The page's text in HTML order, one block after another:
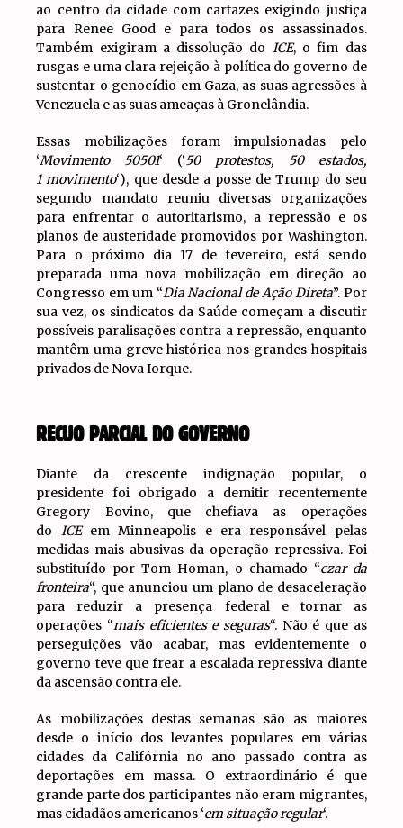
ao centro da cidade com cartazes exigindo justiça
para Renee Good e para todos os assassinados.
Também exigiram a dissolução do
ICE, o fim das
rusgas e uma clara rejeição à política do governo de
sustentar o genocídio em Gaza, as suas agressões à
Venezuela e as suas ameaças à Gronelândia.
Essas mobilizações foram impulsionadas pelo
‘Movimento 50501‘ (‘50 protestos, 50 estados,
1 movimento‘), que desde a posse de Trump do seu
segundo mandato reuniu diversas organizações
para enfrentar o autoritarismo, a repressão e os
planos de austeridade promovidos por Washington.
Para o próximo dia 17 de fevereiro, está sendo
preparada uma nova mobilização em direção ao
Congresso em um “Dia Nacional de Ação Direta”. Por
sua vez, os sindicatos da Saúde começam a discutir
possíveis paralisações contra a repressão, enquanto
mantêm uma greve histórica nos grandes hospitais
privados de Nova Iorque.
RECUO PARCIAL DO GOVERNO
Diante da crescente indignação popular, o
presidente foi obrigado a demitir recentemente
Gregory Bovino, que chefiava as operações
do
ICE em Minneapolis e era responsável pelas
medidas mais abusivas da operação repressiva. Foi
substituído por Tom Homan, o chamado “czar da
fronteira“, que anunciou um plano de desaceleração
para reduzir a presença federal e tornar as
operações “mais eficientes e seguras“. Não é que as
perseguições vão acabar, mas evidentemente o
governo teve que frear a escalada repressiva diante
da ascensão contra ele.
As mobilizações destas semanas são as maiores
desde o início dos levantes populares em várias
cidades da Califórnia no ano passado contra as
deportações em massa. O extraordinário é que
grande parte dos participantes não eram migrantes,
mas cidadãos americanos ‘em situação regular‘.